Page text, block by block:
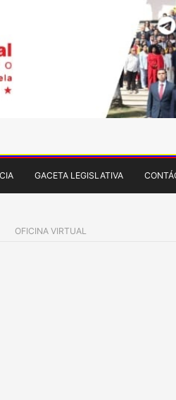
GACETA LEGISLATIVA
OFICINA VIRTUAL